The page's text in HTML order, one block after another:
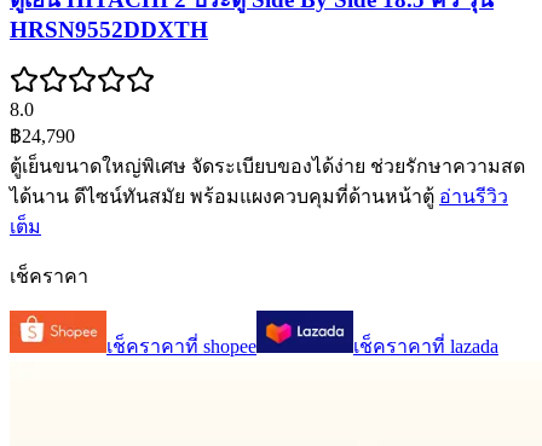
HRSN9552DDXTH
8.0
฿24,790
ตู้เย็นขนาดใหญ่พิเศษ จัดระเบียบของได้ง่าย ช่วยรักษาความสด
ได้นาน ดีไซน์ทันสมัย พร้อมแผงควบคุมที่ด้านหน้าตู้ อ่านรีวิว
เต็ม
เช็คราคา
เช็คราคาที่ shopee เช็คราคาที่ lazada